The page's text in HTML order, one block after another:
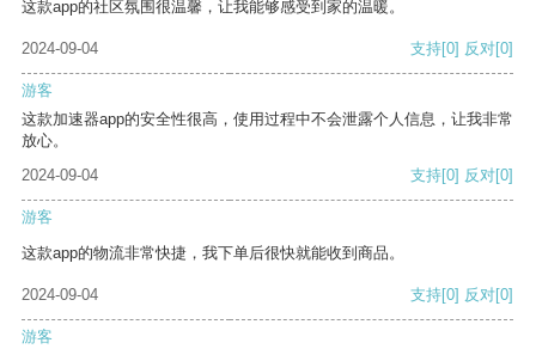
这款app的社区氛围很温馨，让我能够感受到家的温暖。
2024-09-04 支持[0] 反对[0]
游客
这款加速器app的安全性很高，使用过程中不会泄露个人信息，让我非常
放心。
2024-09-04
支持[0] 反对[0]
游客
这款app的物流非常快捷，我下单后很快就能收到商品。
2024-09-04 支持[0] 反对[0]
游客